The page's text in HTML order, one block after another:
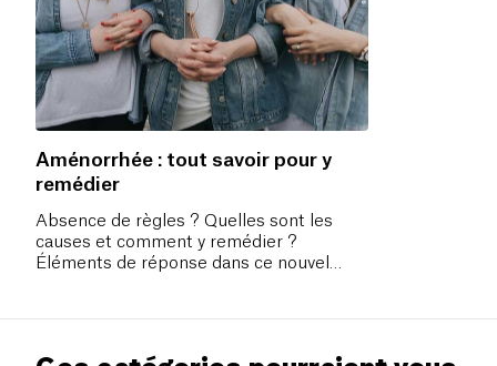
Aménorrhée : tout savoir pour y
remédier
Absence de règles ? Quelles sont les
causes et comment y remédier ?
Éléments de réponse dans ce nouvel